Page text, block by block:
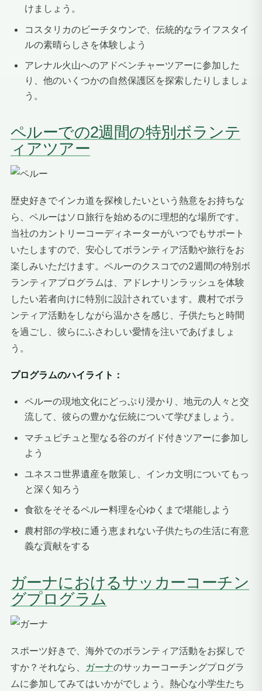
けましょう。
コスタリカのビーチタウンで、伝統的なライフスタイ
ルの素晴らしさを体験しよう
アレナル火山へのアドベンチャーツアーに参加した
り、他のいくつかの自然保護区を探索したりしましょ
う。
ペルーでの2週間の特別ボランテ
ィアツアー
歴史好きでインカ道を探検したいという熱意をお持ちな
ら、ペルーはソロ旅行を始めるのに理想的な場所です。
当社のカントリーコーディネーターがいつでもサポート
いたしますので、安心してボランティア活動や旅行をお
楽しみいただけます。ペルーのクスコでの2週間の特別ボ
ランティアプログラムは、アドレナリンラッシュを体験
したい若者向けに特別に設計されています。農村でボラ
ンティア活動をしながら温かさを感じ、子供たちと時間
を過ごし、彼らにふさわしい愛情を注いであげましょ
う。
プログラムのハイライト：
ペルーの現地文化にどっぷり浸かり、地元の人々と交
流して、彼らの豊かな伝統について学びましょう。
マチュピチュと聖なる谷のガイド付きツアーに参加し
よう
ユネスコ世界遺産を散策し、インカ文明についてもっ
と深く知ろう
食欲をそそるペルー料理を心ゆくまで堪能しよう
農村部の学校に通う恵まれない子供たちの生活に有意
義な貢献をする
ガーナにおけるサッカーコーチン
グプログラム
スポーツ好きで、海外でのボランティア活動をお探しで
すか？それなら、 ガーナのサッカーコーチングプログラ
ムに参加してみてはいかがでしょう。熱心な小学生たち